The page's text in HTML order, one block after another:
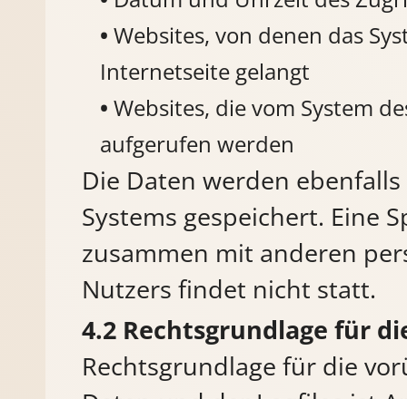
Websites, von denen das
Internetseite gelangt
Websites, die vom System
aufgerufen werden
Die Daten werden
Systems gespeichert. Eine
zusammen mit anderen
Nutzers findet nicht statt.
Rechtsgrundlage für
Rechtsgrundlage für die